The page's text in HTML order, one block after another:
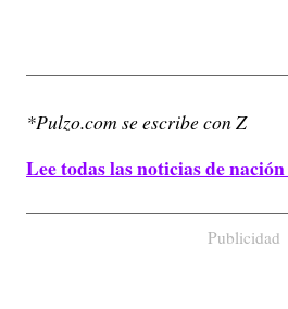
*Pulzo.com se escribe con Z
Lee todas las noticias de
Publicidad